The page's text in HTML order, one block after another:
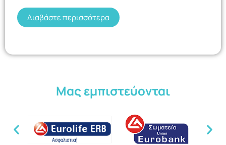
Διαβάστε περισσότερα
Μας εμπιστεύονται